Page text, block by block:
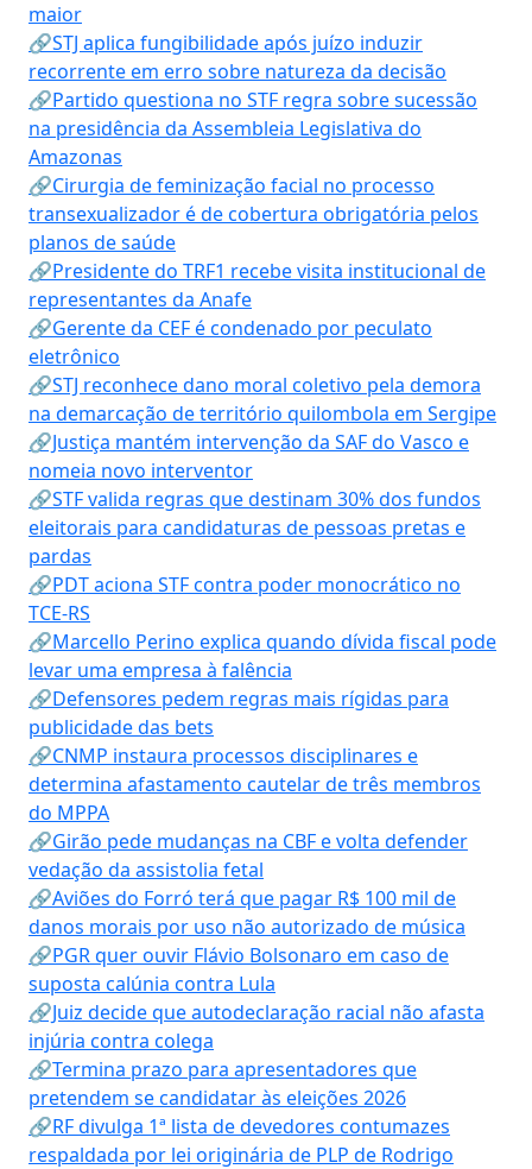
maior
🔗STJ aplica fungibilidade após juízo induzir
recorrente em erro sobre natureza da decisão
🔗Partido questiona no STF regra sobre sucessão
na presidência da Assembleia Legislativa do
Amazonas
🔗Cirurgia de feminização facial no processo
transexualizador é de cobertura obrigatória pelos
planos de saúde
🔗Presidente do TRF1 recebe visita institucional de
representantes da Anafe
🔗Gerente da CEF é condenado por peculato
eletrônico
🔗STJ reconhece dano moral coletivo pela demora
na demarcação de território quilombola em Sergipe
🔗Justiça mantém intervenção da SAF do Vasco e
nomeia novo interventor
🔗STF valida regras que destinam 30% dos fundos
eleitorais para candidaturas de pessoas pretas e
pardas
🔗PDT aciona STF contra poder monocrático no
TCE-RS
🔗Marcello Perino explica quando dívida fiscal pode
levar uma empresa à falência
🔗Defensores pedem regras mais rígidas para
publicidade das bets
🔗CNMP instaura processos disciplinares e
determina afastamento cautelar de três membros
do MPPA
🔗Girão pede mudanças na CBF e volta defender
vedação da assistolia fetal
🔗Aviões do Forró terá que pagar R$ 100 mil de
danos morais por uso não autorizado de música
🔗PGR quer ouvir Flávio Bolsonaro em caso de
suposta calúnia contra Lula
🔗Juiz decide que autodeclaração racial não afasta
injúria contra colega
🔗Termina prazo para apresentadores que
pretendem se candidatar às eleições 2026
🔗RF divulga 1ª lista de devedores contumazes
respaldada por lei originária de PLP de Rodrigo